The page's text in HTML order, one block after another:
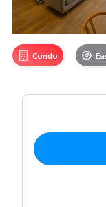
Condo